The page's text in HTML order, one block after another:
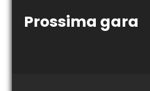
Prossima gara